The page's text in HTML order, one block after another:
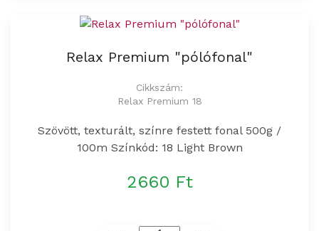
Relax Premium "pólófonal"
Cikkszám:
Relax Premium 18
Szövött, texturált, színre festett fonal 500g /
100m Színkód: 18 Light Brown
2660 Ft